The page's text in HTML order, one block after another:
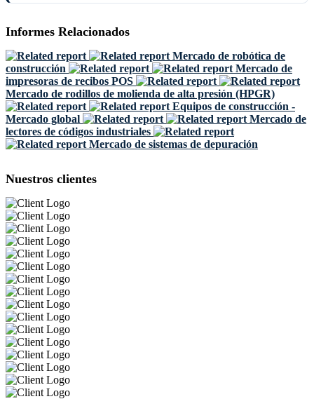
Informes Relacionados
Mercado de robótica de
construcción
Mercado de
impresoras de recibos POS
Mercado de rodillos de molienda de alta presión (HPGR)
Equipos de construcción -
Mercado global
Mercado de
lectores de códigos industriales
Mercado de sistemas de depuración
Nuestros clientes